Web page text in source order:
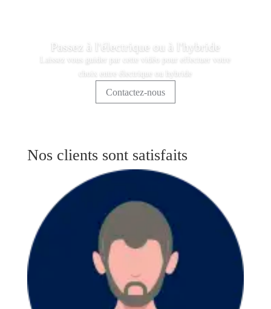
Passez à l'électrique ou à l'hybride
Laissez vous guider par cette vidéo pour effectuer votre
choix entre électrique ou hybride
Contactez-nous
Nos clients sont satisfaits